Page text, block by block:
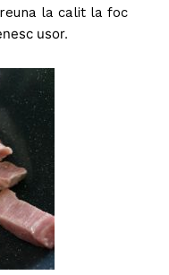
la calit la foc
usor.